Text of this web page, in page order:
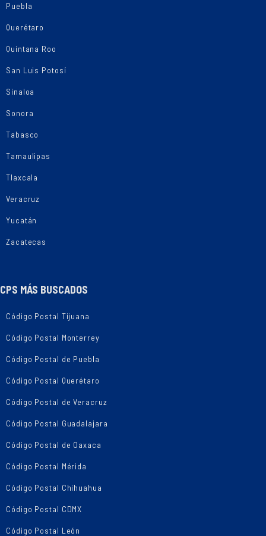
Puebla
Querétaro
Quintana Roo
San Luis Potosí
Sinaloa
Sonora
Tabasco
Tamaulipas
Tlaxcala
Veracruz
Yucatán
Zacatecas
CPS MÁS BUSCADOS
Código Postal Tijuana
Código Postal Monterrey
Código Postal de Puebla
Código Postal Querétaro
Código Postal de Veracruz
Código Postal Guadalajara
Código Postal de Oaxaca
Código Postal Mérida
Código Postal Chihuahua
Código Postal CDMX
Código Postal León